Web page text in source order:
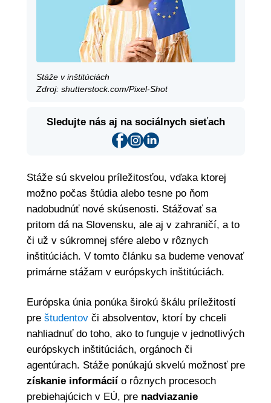
Stáže v inštitúciách
Zdroj: shutterstock.com/Pixel-Shot
Sledujte nás aj na sociálnych sieťach
Stáže sú skvelou príležitosťou, vďaka ktorej
možno počas štúdia alebo tesne po ňom
nadobudnúť nové skúsenosti. Stážovať sa
pritom dá na Slovensku, ale aj v zahraničí, a to
či už v súkromnej sfére alebo v rôznych
inštitúciách. V tomto článku sa budeme venovať
primárne stážam v európskych inštitúciách.
Európska únia ponúka širokú škálu príležitostí
pre študentovči absolventov, ktorí by chceli
nahliadnuť do toho, ako to funguje v jednotlivých
európskych inštitúciách, orgánoch či
agentúrach. Stáže ponúkajú skvelú možnosť pre
získanie informáciío rôznych procesoch
prebiehajúcich v EÚ, pre nadviazanie